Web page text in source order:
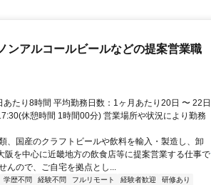
ンアルコールビールなどの提案営業職
たり8時間 平均勤務日数：1ヶ月あたり20日 〜 22日
休憩時間 1時間00分) 営業場所や状況により勤務
、国産のクラフトビールや飲料を輸入・製造し、卸
阪を中心に近畿地方の飲食店等に提案営業する仕事で
んので、ご自宅を拠点とし...
学歴不問 経験不問 フルリモート 経験者歓迎
研修あり